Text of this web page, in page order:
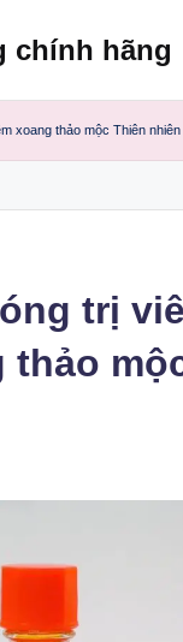
chính hãng
xoang thảo mộc Thiên nhiên
trị
thảo